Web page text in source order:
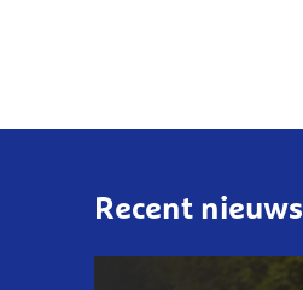
Recent nieuws